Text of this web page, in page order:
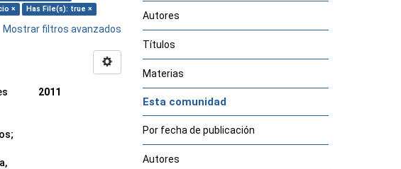
× Has File(s): true ×
Mostrar filtros avanzados
;
2011
Autores
Títulos
Materias
Esta comunidad
Por fecha de publicación
Autores